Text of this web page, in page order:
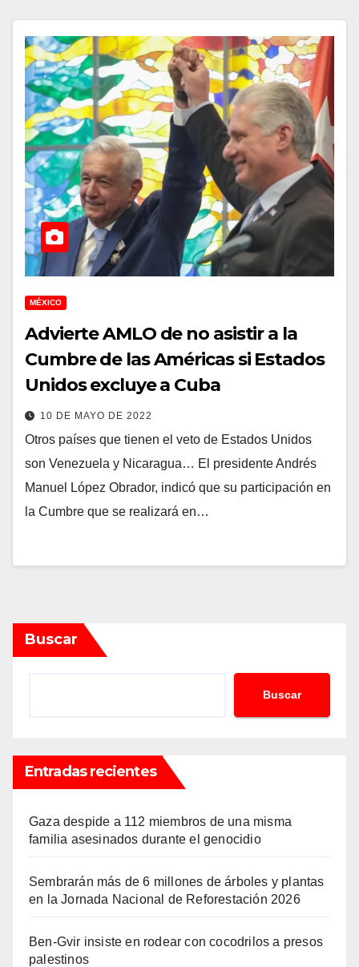
MÉXICO
Advierte AMLO de no asistir a la
Cumbre de las Américas si Estados
Unidos excluye a Cuba
10 DE MAYO DE 2022
Otros países que tienen el veto de Estados Unidos
son Venezuela y Nicaragua… El presidente Andrés
Manuel López Obrador, indicó que su participación en
la Cumbre que se realizará en…
Buscar
Buscar
Entradas recientes
Gaza despide a 112 miembros de una misma
familia asesinados durante el genocidio
Sembrarán más de 6 millones de árboles y plantas
en la Jornada Nacional de Reforestación 2026
Ben-Gvir insiste en rodear con cocodrilos a presos
palestinos